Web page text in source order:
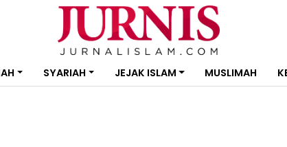
SYARIAH JEJAK ISLAM MUSLIMAH